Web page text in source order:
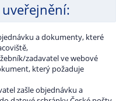
a dokumenty, které
zadavatel ve webové
který požaduje
zašle objednávku a